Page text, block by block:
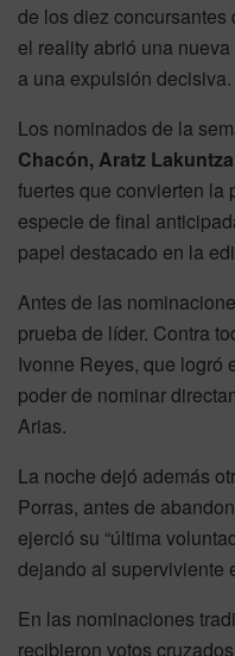
de los diez
el reality abrió una
a una expulsión decisiva.
Los nominados de la
Chacón, Aratz
fuertes que convierten la
especie de final
papel destacado en la
Antes de las
prueba de líder. Contra
Ivonne Reyes, que logró
poder de nominar
Arias.
La noche dejó además
Porras, antes de
ejerció su “última
dejando al superviviente
En las nominaciones
recibieron votos